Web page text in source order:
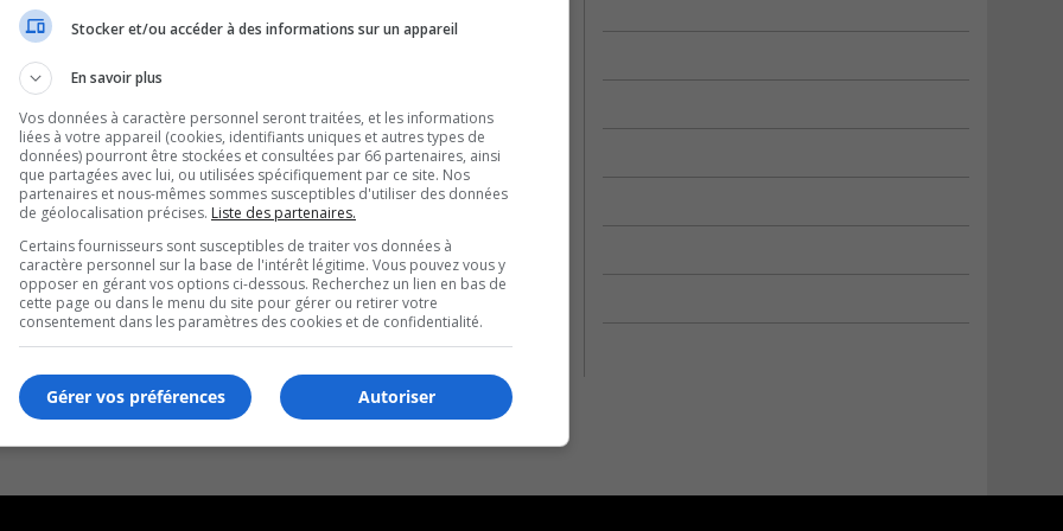
Stocker et/ou accéder à des informations sur un appareil
En savoir plus
Vos données à caractère personnel seront traitées, et les informations
liées à votre appareil (cookies, identifiants uniques et autres types de
données) pourront être stockées et consultées par 66 partenaires, ainsi
que partagées avec lui, ou utilisées spécifiquement par ce site. Nos
partenaires et nous-mêmes sommes susceptibles d'utiliser des données
de géolocalisation précises. Liste des partenaires.
Certains fournisseurs sont susceptibles de traiter vos données à
caractère personnel sur la base de l'intérêt légitime. Vous pouvez vous y
opposer en gérant vos options ci-dessous. Recherchez un lien en bas de
cette page ou dans le menu du site pour gérer ou retirer votre
consentement dans les paramètres des cookies et de confidentialité.
Autoriser
Gérer vos préférences